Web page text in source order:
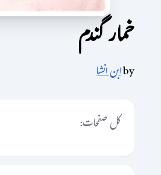
خمار گندم
byابن انشا
کل صفحات: